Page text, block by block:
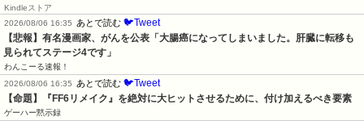
Kindleストア
2026/08/06 16:35
あとで読む 🐦Tweet
【悲報】有名漫画家、がんを公表「大腸癌になってしまいました。肝臓に転移も
見られてステージ4です」
わんこーる速報！
2026/08/06 16:35
あとで読む 🐦Tweet
【命題】『FF6リメイク』を絶対に大ヒットさせるために、付け加えるべき要素
ゲーハー黙示録